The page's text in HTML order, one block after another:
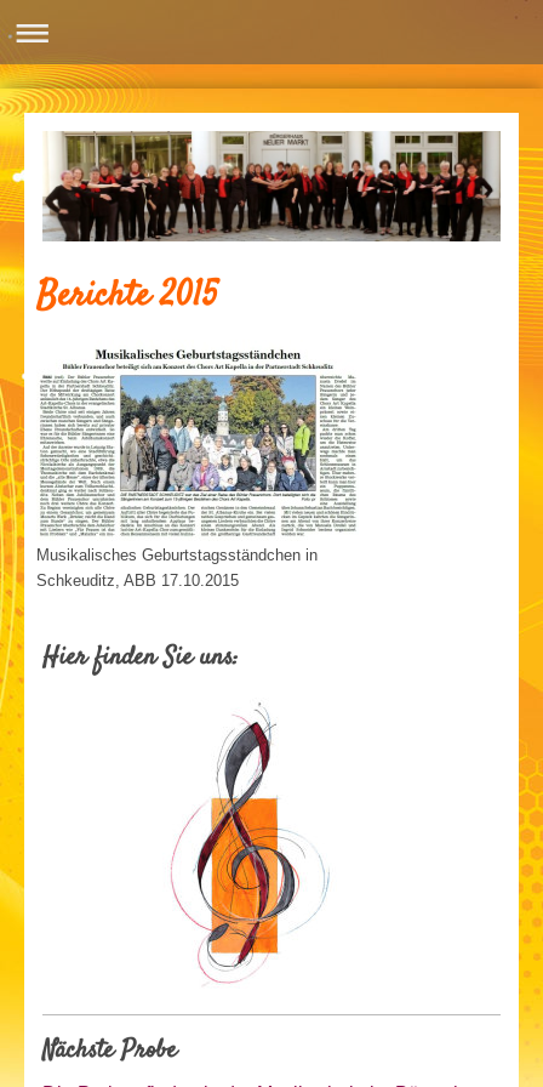
Berichte 2015
Musikalisches Geburtstagsständchen in
Schkeuditz, ABB 17.10.2015
Hier finden Sie uns:
Nächste Probe